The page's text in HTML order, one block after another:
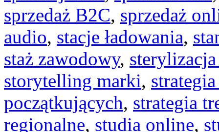
sprzedaż B2C, sprzedaż
audio, stacje ładowania,
staż zawodowy,
storytelling marki,
początkujących, strategia
regionalne, studia online,